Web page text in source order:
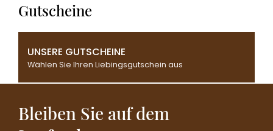
Gutscheine
UNSERE GUTSCHEINE
Wählen Sie Ihren Liebingsgutschein aus
Bleiben Sie auf dem